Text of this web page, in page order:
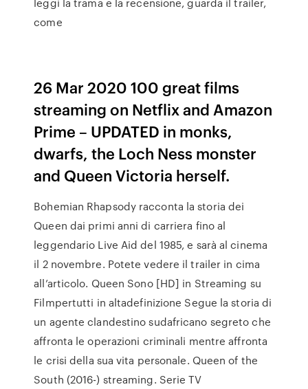
come
26 Mar 2020 100 great films
streaming on Netflix and Amazon
Prime – UPDATED in monks,
dwarfs, the Loch Ness monster
and Queen Victoria herself.
Bohemian Rhapsody racconta la storia dei
Queen dai primi anni di carriera fino al
leggendario Live Aid del 1985, e sarà al cinema
il 2 novembre. Potete vedere il trailer in cima
all’articolo. Queen Sono [HD] in Streaming su
Filmpertutti in altadefinizione Segue la storia di
un agente clandestino sudafricano segreto che
affronta le operazioni criminali mentre affronta
le crisi della sua vita personale. Queen of the
South (2016-) streaming. Serie TV